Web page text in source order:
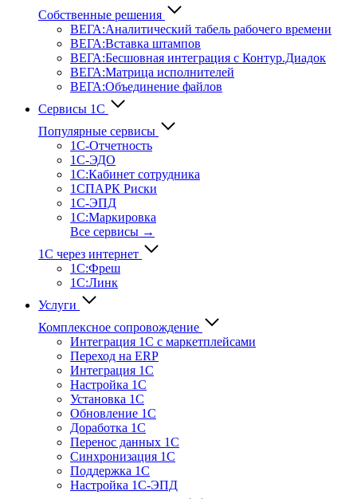
Собственные решения
ВЕГА:Аналитичес­кий табель рабочего времени
ВЕГА:Вставка штампов
ВЕГА:Бесшовная интеграция с Контур.Диадок
ВЕГА:Матрица исполнителей
ВЕГА:Объединение файлов
Сервисы 1С
Популярные сервисы
1С-Отчет­ность
1С-ЭДО
1С:Кабинет сотрудника
1СПАРК Риски
1С-ЭПД
1С:Маркировка
Все сервисы →
1С через интернет
1С:Фреш
1С:Линк
Услуги
Комплексное сопровождение
Интеграция 1С с маркетплейсами
Переход на ERP
Интеграция 1С
Настройка 1С
Установка 1С
Обновление 1С
Доработка 1С
Перенос данных 1С
Синхронизация 1С
Поддержка 1С
Настройка 1С-ЭПД